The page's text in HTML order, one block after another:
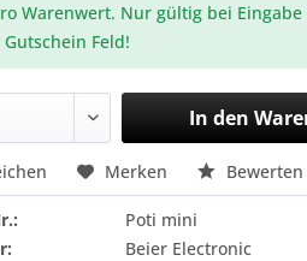
Warenwert. Nur gültig bei
Gutschein Feld!
In den
Merken Bewerten
Poti mini
Beier Electronic